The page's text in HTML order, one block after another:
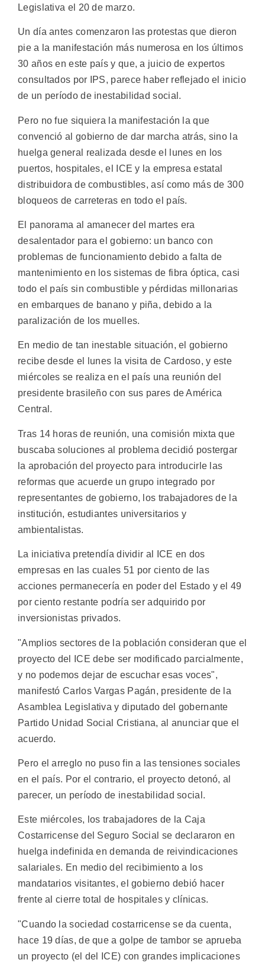
Legislativa el 20 de marzo.
Un día antes comenzaron las protestas que dieron
pie a la manifestación más numerosa en los últimos
30 años en este país y que, a juicio de expertos
consultados por IPS, parece haber reflejado el inicio
de un período de inestabilidad social.
Pero no fue siquiera la manifestación la que
convenció al gobierno de dar marcha atrás, sino la
huelga general realizada desde el lunes en los
puertos, hospitales, el ICE y la empresa estatal
distribuidora de combustibles, así como más de 300
bloqueos de carreteras en todo el país.
El panorama al amanecer del martes era
desalentador para el gobierno: un banco con
problemas de funcionamiento debido a falta de
mantenimiento en los sistemas de fibra óptica, casi
todo el país sin combustible y pérdidas millonarias
en embarques de banano y piña, debido a la
paralización de los muelles.
En medio de tan inestable situación, el gobierno
recibe desde el lunes la visita de Cardoso, y este
miércoles se realiza en el país una reunión del
presidente brasileño con sus pares de América
Central.
Tras 14 horas de reunión, una comisión mixta que
buscaba soluciones al problema decidió postergar
la aprobación del proyecto para introducirle las
reformas que acuerde un grupo integrado por
representantes de gobierno, los trabajadores de la
institución, estudiantes universitarios y
ambientalistas.
La iniciativa pretendía dividir al ICE en dos
empresas en las cuales 51 por ciento de las
acciones permanecería en poder del Estado y el 49
por ciento restante podría ser adquirido por
inversionistas privados.
"Amplios sectores de la población consideran que el
proyecto del ICE debe ser modificado parcialmente,
y no podemos dejar de escuchar esas voces",
manifestó Carlos Vargas Pagán, presidente de la
Asamblea Legislativa y diputado del gobernante
Partido Unidad Social Cristiana, al anunciar que el
acuerdo.
Pero el arreglo no puso fin a las tensiones sociales
en el país. Por el contrario, el proyecto detonó, al
parecer, un período de inestabilidad social.
Este miércoles, los trabajadores de la Caja
Costarricense del Seguro Social se declararon en
huelga indefinida en demanda de reivindicaciones
salariales. En medio del recibimiento a los
mandatarios visitantes, el gobierno debió hacer
frente al cierre total de hospitales y clínicas.
"Cuando la sociedad costarricense se da cuenta,
hace 19 días, de que a golpe de tambor se aprueba
un proyecto (el del ICE) con grandes implicaciones